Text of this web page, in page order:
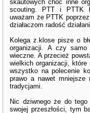
skautowych choć inne
scouting. PTT i PTTK
uważam że PTTK
działaczom radość
Kolega z.klose pisze o
organizacji. A czy
wieczne. A przecież
wielkich organizacji,
wszystko na polecenie
prawo a nawet mniejsze
tradycjami.
Nic dziwnego że do
swojej przeszłości, tym